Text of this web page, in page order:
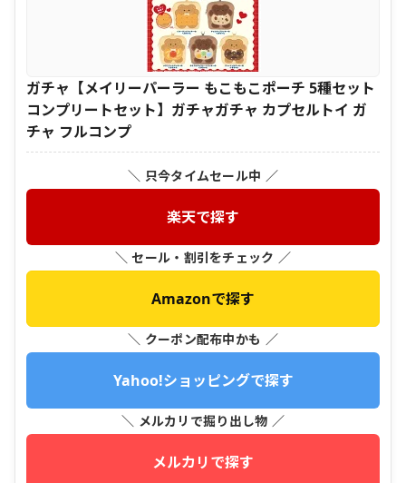
ガチャ【メイリーパーラー もこもこポーチ 5種セット
コンプリートセット】ガチャガチャ カプセルトイ ガ
チャ フルコンプ
＼ 只今タイムセール中 ／
楽天で探す
＼ セール・割引をチェック ／
Amazonで探す
＼ クーポン配布中かも ／
Yahoo!ショッピングで探す
＼ メルカリで掘り出し物 ／
メルカリで探す